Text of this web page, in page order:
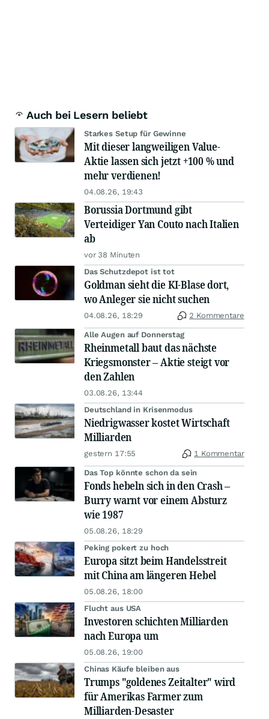
Auch bei Lesern beliebt
Starkes Setup für Gewinne
Mit dieser langweiligen Value-
Aktie lassen sich jetzt +100 % und
mehr verdienen!
04.08.26, 19:43
Borussia Dortmund gibt
Verteidiger Yan Couto nach Italien
ab
vor 38 Minuten
Das Schutzdepot ist tot
Goldman sieht die KI-Blase dort,
wo Anleger sie nicht suchen
04.08.26, 18:29 2 Kommentare
Alle Augen auf Donnerstag
Rheinmetall baut das nächste
Kriegsmonster – Aktie steigt vor
den Zahlen
03.08.26, 13:44
Deutschland in Krisenmodus
Niedrigwasser kostet Wirtschaft
Milliarden
gestern 17:55 1 Kommentar
Das Top könnte schon da sein
Fonds hebeln sich in den Crash –
Burry warnt vor einem Absturz
wie 1987
05.08.26, 18:29
Peking pokert zu hoch
Europa sitzt beim Handelsstreit
mit China am längeren Hebel
05.08.26, 18:00
Flucht aus USA
Investoren schichten Milliarden
nach Europa um
05.08.26, 19:00
Chinas Käufe bleiben aus
Trumps "goldenes Zeitalter" wird
für Amerikas Farmer zum
Milliarden-Desaster